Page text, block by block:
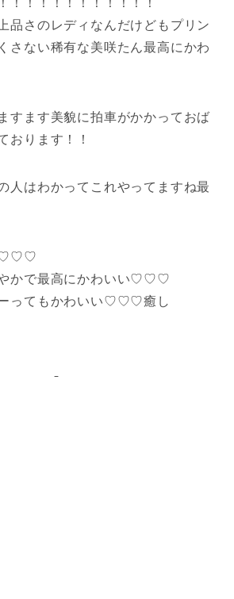
品さのレディなんだけどもプリン
さない稀有な美咲たん最高にかわ
すます美貌に拍車がかかっておば
おります！！
人はわかってこれやってますね最
♡♡♡
かで最高にかわいい♡♡♡
ってもかわいい♡♡♡癒し